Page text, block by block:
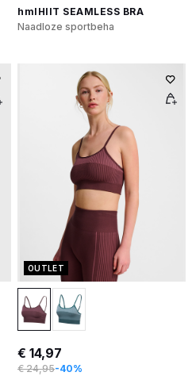
hmlHIIT SEAMLESS BRA
Naadloze sportbeha
OUTLET
€ 14,97
€ 24,95-40%